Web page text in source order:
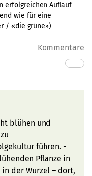
erfolgreichen Auflauf
wie für eine
/ «die grüne»)
Kommentare
blühen und
führen. -
Pflanze in
der Wurzel – dort,